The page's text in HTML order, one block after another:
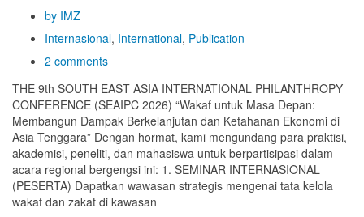
by IMZ
Internasional, International, Publication
2 comments
THE 9th SOUTH EAST ASIA INTERNATIONAL PHILANTHROPY
CONFERENCE (SEAIPC 2026) “Wakaf untuk Masa Depan:
Membangun Dampak Berkelanjutan dan Ketahanan Ekonomi di
Asia Tenggara” Dengan hormat, kami mengundang para praktisi,
akademisi, peneliti, dan mahasiswa untuk berpartisipasi dalam
acara regional bergengsi ini: 1. SEMINAR INTERNASIONAL
(PESERTA) Dapatkan wawasan strategis mengenai tata kelola
wakaf dan zakat di kawasan